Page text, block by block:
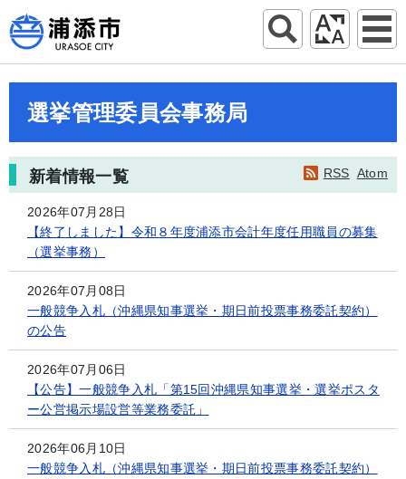
選挙管理委員会事務局
RSS Atom
新着情報一覧
2026年07月28日
【終了しました】令和８年度浦添市会計年度任用職員の募集
（選挙事務）
2026年07月08日
一般競争入札（沖縄県知事選挙・期日前投票事務委託契約）
の公告
2026年07月06日
【公告】一般競争入札「第15回沖縄県知事選挙・選挙ポスタ
ー公営掲示場設営等業務委託」
2026年06月10日
一般競争入札（沖縄県知事選挙・期日前投票事務委託契約）